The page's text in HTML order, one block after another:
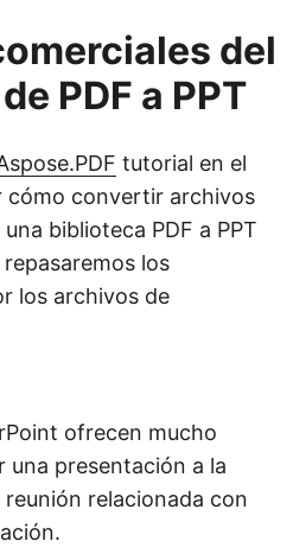
del
PDF a PPT
tutorial en el
cómo convertir archivos
biblioteca PDF a PPT
los
los archivos de
ofrecen mucho
una presentación a la
relacionada con